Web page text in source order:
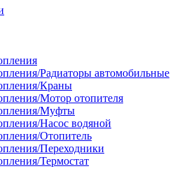
Радиаторы автомобильные
Краны
Мотор отопителя
Муфты
Насос водяной
Отопитель
Переходники
Термостат